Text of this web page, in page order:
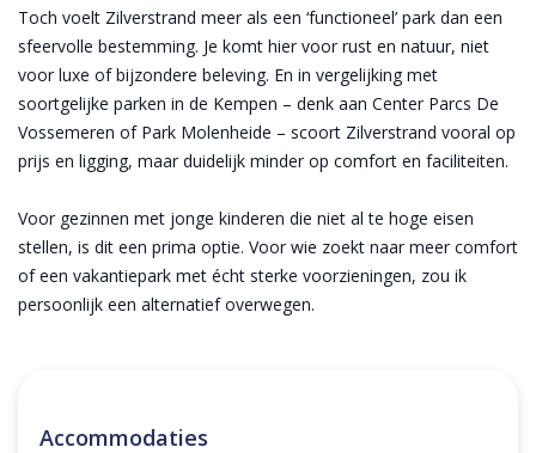
Toch voelt Zilverstrand meer als een ‘functioneel’ park dan een
sfeervolle bestemming. Je komt hier voor rust en natuur, niet
voor luxe of bijzondere beleving. En in vergelijking met
soortgelijke parken in de Kempen – denk aan Center Parcs De
Vossemeren of Park Molenheide – scoort Zilverstrand vooral op
prijs en ligging, maar duidelijk minder op comfort en faciliteiten.
Voor gezinnen met jonge kinderen die niet al te hoge eisen
stellen, is dit een prima optie. Voor wie zoekt naar meer comfort
of een vakantiepark met écht sterke voorzieningen, zou ik
persoonlijk een alternatief overwegen.
Accommodaties